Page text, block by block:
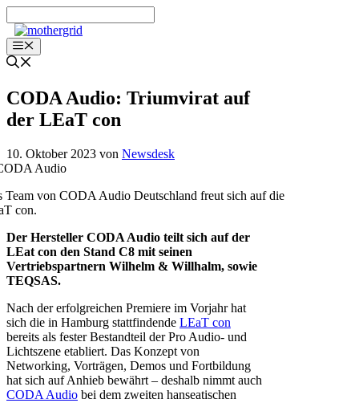
Inhalt
springenMenü
CODA Audio: Triumvirat auf
der LEaT con
10. Oktober 2023 von Newsdesk
Team von CODA Audio Deutschland freut sich auf die
con.
Der Hersteller CODA Audio teilt sich auf der
LEat con den Stand C8 mit seinen
Vertriebspartnern Wilhelm & Willhalm, sowie
TEQSAS.
Nach der erfolgreichen Premiere im Vorjahr hat
sich die in Hamburg stattfindende LEaT con
bereits als fester Bestandteil der Pro Audio- und
Lichtszene etabliert. Das Konzept von
Networking, Vorträgen, Demos und Fortbildung
hat sich auf Anhieb bewährt – deshalb nimmt auch
CODA Audio bei dem zweiten hanseatischen